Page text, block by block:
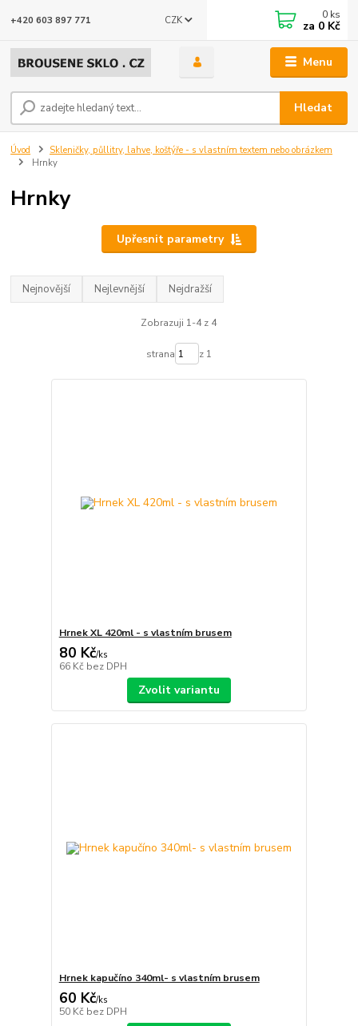
Menu
CZK
Hledat
+420 603 897 771 0 ks
za 0 Kč
Úvod
Skleničky, půllitry, lahve, koštýře - s vlastním textem nebo obrázkem
Hrnky
Hrnky
Upřesnit parametry
Nejnovější Nejlevnější Nejdražší
Zobrazuji 1-4 z 4
strana z 1
Hrnek XL 420ml - s vlastním brusem
80 Kč/ks
66 Kč bez DPH
Zvolit variantu
Hrnek kapučíno 340ml- s vlastním brusem
60 Kč/ks
50 Kč bez DPH